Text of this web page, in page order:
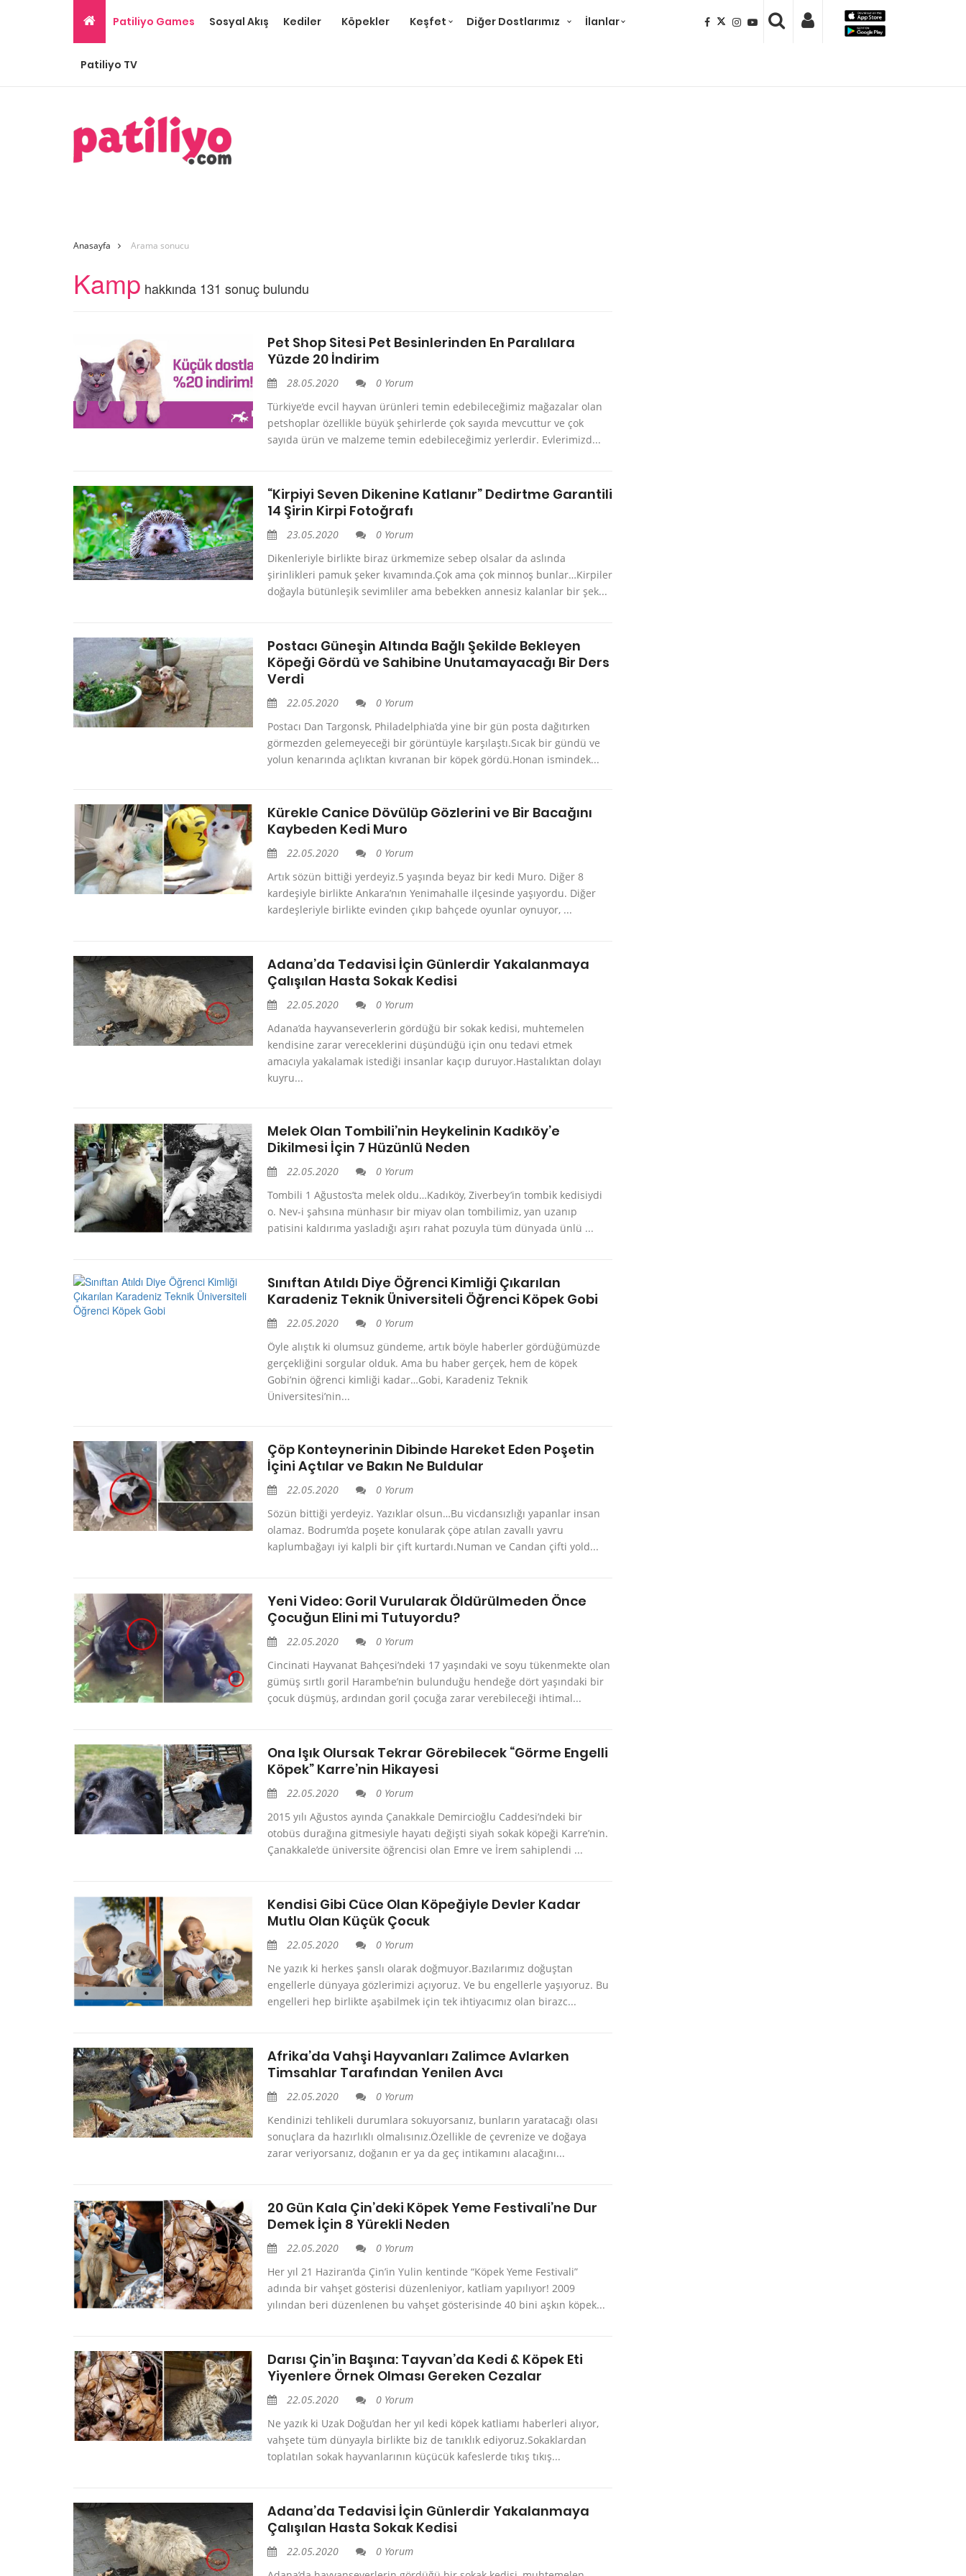
Patiliyo Games Sosyal Akış Kediler Köpekler Keşfet Diğer Dostlarımız İlanlar
Patiliyo TV
Anasayfa Arama sonucu
Kamp hakkında 131 sonuç bulundu
Pet Shop Sitesi Pet Besinlerinden En Paralılara
Yüzde 20 İndirim
28.05.2020
0 Yorum
Türkiye’de evcil hayvan ürünleri temin edebileceğimiz mağazalar olan
petshoplar özellikle büyük şehirlerde çok sayıda mevcuttur ve çok
sayıda ürün ve malzeme temin edebileceğimiz yerlerdir. Evlerimizd...
“Kirpiyi Seven Dikenine Katlanır” Dedirtme Garantili
14 Şirin Kirpi Fotoğrafı
23.05.2020
0 Yorum
Dikenleriyle birlikte biraz ürkmemize sebep olsalar da aslında
şirinlikleri pamuk şeker kıvamında.Çok ama çok minnoş bunlar…Kirpiler
doğayla bütünleşik sevimliler ama bebekken annesiz kalanlar bir şek...
Postacı Güneşin Altında Bağlı Şekilde Bekleyen
Köpeği Gördü ve Sahibine Unutamayacağı Bir Ders
Verdi
22.05.2020
0 Yorum
Postacı Dan Targonsk, Philadelphia’da yine bir gün posta dağıtırken
görmezden gelemeyeceği bir görüntüyle karşılaştı.Sıcak bir gündü ve
yolun kenarında açlıktan kıvranan bir köpek gördü.Honan ismindek...
Kürekle Canice Dövülüp Gözlerini ve Bir Bacağını
Kaybeden Kedi Muro
22.05.2020
0 Yorum
Artık sözün bittiği yerdeyiz.5 yaşında beyaz bir kedi Muro. Diğer 8
kardeşiyle birlikte Ankara’nın Yenimahalle ilçesinde yaşıyordu. Diğer
kardeşleriyle birlikte evinden çıkıp bahçede oyunlar oynuyor, ...
Adana’da Tedavisi İçin Günlerdir Yakalanmaya
Çalışılan Hasta Sokak Kedisi
22.05.2020
0 Yorum
Adana’da hayvanseverlerin gördüğü bir sokak kedisi, muhtemelen
kendisine zarar vereceklerini düşündüğü için onu tedavi etmek
amacıyla yakalamak istediği insanlar kaçıp duruyor.Hastalıktan dolayı
kuyru...
Melek Olan Tombili’nin Heykelinin Kadıköy’e
Dikilmesi İçin 7 Hüzünlü Neden
22.05.2020
0 Yorum
Tombili 1 Ağustos’ta melek oldu…Kadıköy, Ziverbey’in tombik kedisiydi
o. Nev-i şahsına münhasır bir miyav olan tombilimiz, yan uzanıp
patisini kaldırıma yasladığı aşırı rahat pozuyla tüm dünyada ünlü ...
Sınıftan Atıldı Diye Öğrenci Kimliği Çıkarılan
Karadeniz Teknik Üniversiteli Öğrenci Köpek Gobi
22.05.2020
0 Yorum
Öyle alıştık ki olumsuz gündeme, artık böyle haberler gördüğümüzde
gerçekliğini sorgular olduk. Ama bu haber gerçek, hem de köpek
Gobi’nin öğrenci kimliği kadar…Gobi, Karadeniz Teknik
Üniversitesi’nin...
Çöp Konteynerinin Dibinde Hareket Eden Poşetin
İçini Açtılar ve Bakın Ne Buldular
22.05.2020
0 Yorum
Sözün bittiği yerdeyiz. Yazıklar olsun…Bu vicdansızlığı yapanlar insan
olamaz. Bodrum’da poşete konularak çöpe atılan zavallı yavru
kaplumbağayı iyi kalpli bir çift kurtardı.Numan ve Candan çifti yold...
Yeni Video: Goril Vurularak Öldürülmeden Önce
Çocuğun Elini mi Tutuyordu?
22.05.2020
0 Yorum
Cincinati Hayvanat Bahçesi’ndeki 17 yaşındaki ve soyu tükenmekte olan
gümüş sırtlı goril Harambe’nin bulunduğu hendeğe dört yaşındaki bir
çocuk düşmüş, ardından goril çocuğa zarar verebileceği ihtimal...
Ona Işık Olursak Tekrar Görebilecek “Görme Engelli
Köpek” Karre’nin Hikayesi
22.05.2020
0 Yorum
2015 yılı Ağustos ayında Çanakkale Demircioğlu Caddesi’ndeki bir
otobüs durağına gitmesiyle hayatı değişti siyah sokak köpeği Karre’nin.
Çanakkale’de üniversite öğrencisi olan Emre ve İrem sahiplendi ...
Kendisi Gibi Cüce Olan Köpeğiyle Devler Kadar
Mutlu Olan Küçük Çocuk
22.05.2020
0 Yorum
Ne yazık ki herkes şanslı olarak doğmuyor.Bazılarımız doğuştan
engellerle dünyaya gözlerimizi açıyoruz. Ve bu engellerle yaşıyoruz. Bu
engelleri hep birlikte aşabilmek için tek ihtiyacımız olan birazc...
Afrika’da Vahşi Hayvanları Zalimce Avlarken
Timsahlar Tarafından Yenilen Avcı
22.05.2020
0 Yorum
Kendinizi tehlikeli durumlara sokuyorsanız, bunların yaratacağı olası
sonuçlara da hazırlıklı olmalısınız.Özellikle de çevrenize ve doğaya
zarar veriyorsanız, doğanın er ya da geç intikamını alacağını...
20 Gün Kala Çin’deki Köpek Yeme Festivali’ne Dur
Demek İçin 8 Yürekli Neden
22.05.2020
0 Yorum
Her yıl 21 Haziran’da Çin’in Yulin kentinde “Köpek Yeme Festivali”
adında bir vahşet gösterisi düzenleniyor, katliam yapılıyor! 2009
yılından beri düzenlenen bu vahşet gösterisinde 40 bini aşkın köpek...
Darısı Çin’in Başına: Tayvan’da Kedi & Köpek Eti
Yiyenlere Örnek Olması Gereken Cezalar
22.05.2020
0 Yorum
Ne yazık ki Uzak Doğu’dan her yıl kedi köpek katliamı haberleri alıyor,
vahşete tüm dünyayla birlikte biz de tanıklık ediyoruz.Sokaklardan
toplatılan sokak hayvanlarının küçücük kafeslerde tıkış tıkış...
Adana’da Tedavisi İçin Günlerdir Yakalanmaya
Çalışılan Hasta Sokak Kedisi
22.05.2020
0 Yorum